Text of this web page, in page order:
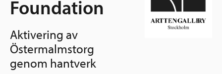
Berättelser
Grannskapsinitiativet
Utlysningar
Samhällsentreprenörskap
Sök stöd
Ansök
Foundation
Aktivering av
Östermalmstorg
genom hantverk